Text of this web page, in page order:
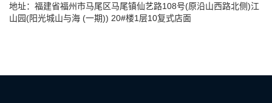
地址：福建省福州市马尾区马尾镇仙艺路108号(原沿山西路北侧)江
山园(阳光城山与海 (一期)) 20#楼1层10复式店面